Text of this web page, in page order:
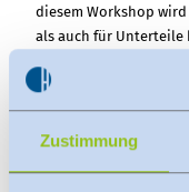
Zustimmung
diesem Workshop
als auch für Unterteile
Entwicklung und
Lösungen,
Den Teilnehmern